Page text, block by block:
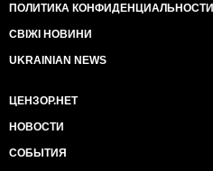
ПОЛИТИКА КОНФИДЕНЦИАЛЬНОСТИ
СВІЖІ НОВИНИ
UKRAINIAN NEWS
ЦЕНЗОР.НЕТ
НОВОСТИ
СОБЫТИЯ